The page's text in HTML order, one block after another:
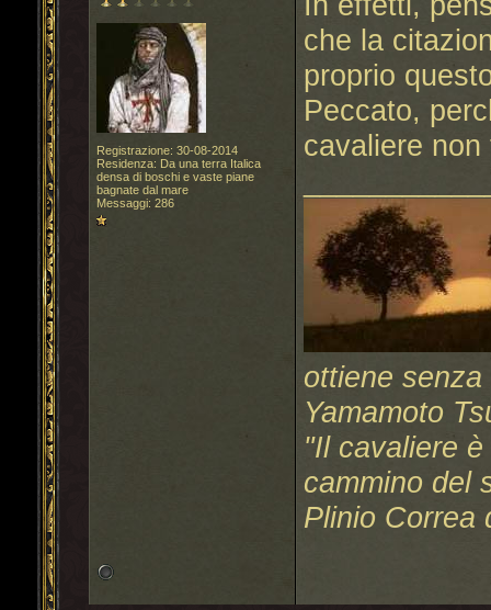
Registrazione: 30-08-2014
Residenza: Da una terra Italica
densa di boschi e vaste piane
bagnate dal mare
Messaggi: 286
che la
proprio
Peccato,
cavaliere
ottiene
Yamamoto
"Il cavaliere
cammino del
Plinio Correa